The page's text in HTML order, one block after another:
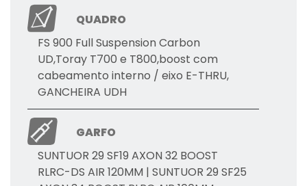
QUADRO
FS 900 Full Suspension Carbon
UD,Toray T700 e T800,boost com
cabeamento interno / eixo E-THRU,
GANCHEIRA UDH
GARFO
SUNTUOR 29 SF19 AXON 32 BOOST
RLRC-DS AIR 120MM | SUNTUOR 29 SF25